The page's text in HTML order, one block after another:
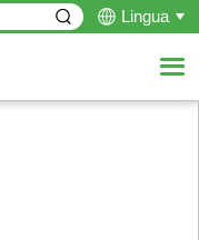
Lingua